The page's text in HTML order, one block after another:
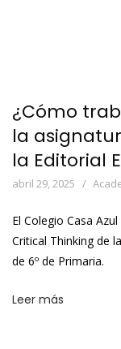
¿Cómo
la
la Editorial
abril 29, 2025
El Colegio Casa
Critical Thinking de
de 6º de Primaria.
Leer más